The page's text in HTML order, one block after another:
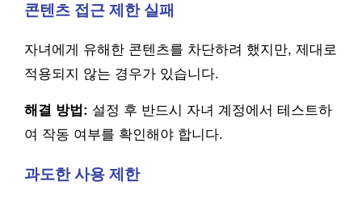
콘텐츠 접근 제한 실패
자녀에게 유해한 콘텐츠를 차단하려 했지만, 제대로
적용되지 않는 경우가 있습니다.
해결 방법: 설정 후 반드시 자녀 계정에서 테스트하
여 작동 여부를 확인해야 합니다.
과도한 사용 제한